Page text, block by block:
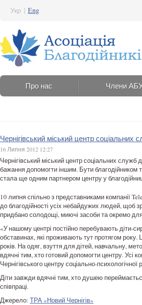
Укр | Eng
Про нас Члени
Чернігівський міський центр соціальних
16 Липня 2012 12:27
Чернігівський міський центр соціальних служб
бажання допомогти іншим. Бути благодійником
стала ще одним партнером центру у
10 липня спільно з представниками компанії
до благодійності усіх небайдужих людей, щоб
придбано солодощі, миючі засоби та окремо для
«У нашому центрі постійно перебувають діти-
обставинах, які проживають тут протягом року.
років. На одяг, взуття для дітей, навчальну,
вдячні тим, хто готовий допомогти центру. Усі
Чернігівського центру соціально-психологічної
Діти завжди вдячні тим, хто душею
співпраці.
Джерело: ТРА «Новий Чернігів»